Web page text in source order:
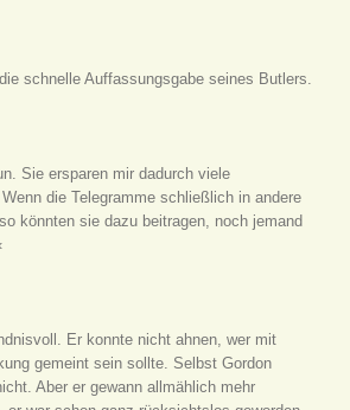
schnelle Auffassungsgabe seines Butlers.
Sie ersparen mir dadurch viele
die Telegramme schließlich in andere
könnten sie dazu beitragen, noch jemand
Er konnte nicht ahnen, wer mit
gemeint sein sollte. Selbst Gordon
Aber er gewann allmählich mehr